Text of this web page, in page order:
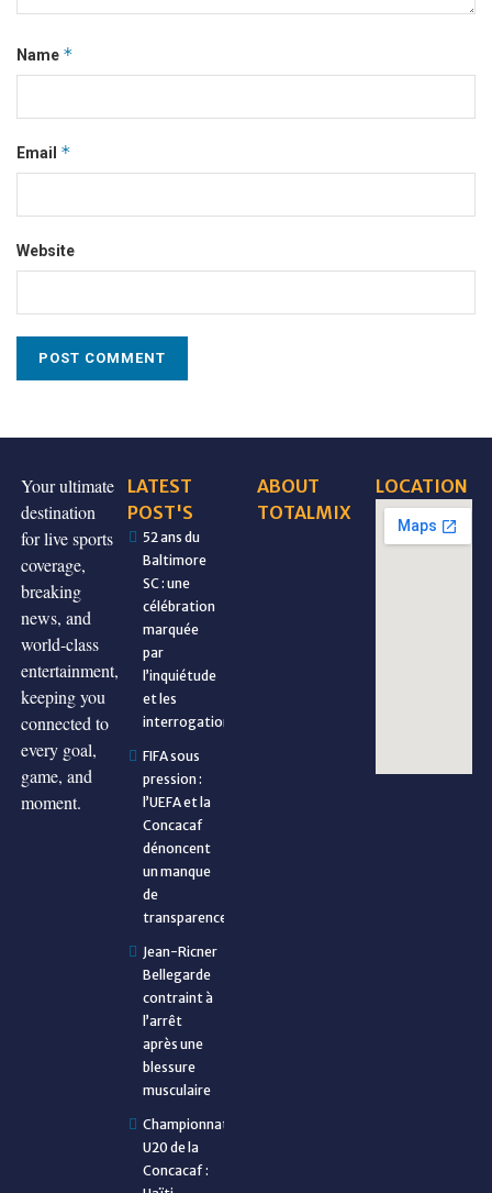
Name *
Email *
Website
Your ultimate
destination
for live sports
coverage,
breaking
news, and
world-class
entertainment,
keeping you
connected to
every goal,
game, and
moment.
LATEST
POST'S
52 ans du
Baltimore
SC : une
célébration
marquée
par
l’inquiétude
et les
interrogations
FIFA sous
pression :
l’UEFA et la
Concacaf
dénoncent
un manque
de
transparence
Jean-Ricner
Bellegarde
contraint à
l’arrêt
après une
blessure
musculaire
Championnat
U20 de la
Concacaf :
ABOUT
TOTALMIX
LOCATION